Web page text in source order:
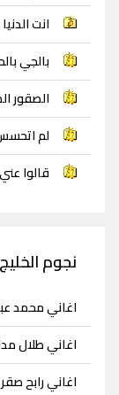
انت الدنيا
بالجي
الصقور
لم
قالوا
نجوم
اغاني محمد
اغاني طلال
اغاني رابح صقر